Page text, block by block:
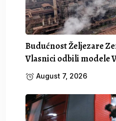
Budućnost Željezare
Vlasnici odbili modele
August 7, 2026